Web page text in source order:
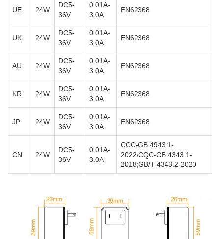
UE 24W
DC5-
36V
0.01A-
3.0A
EN62368
UK 24W
DC5-
36V
0.01A-
3.0A
EN62368
AU 24W
DC5-
36V
0.01A-
3.0A
EN62368
KR 24W
DC5-
36V
0.01A-
3.0A
EN62368
JP 24W
DC5-
36V
0.01A-
3.0A
EN62368
CN 24W
DC5-
36V
0.01A-
3.0A
CCC-GB 4943.1-
2022/CQC-GB 4343.1-
2018;GB/T 4343.2-2020